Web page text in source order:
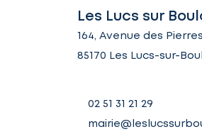
Les Lucs sur
164, Avenue des
85170 Les Lucs-sur-
02 51 31 21 29